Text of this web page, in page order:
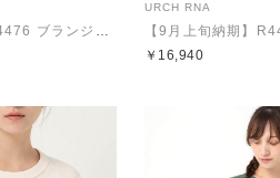
【9月下旬納期】R4476 ブランジェパンツ
URCH RNA
￥16,940